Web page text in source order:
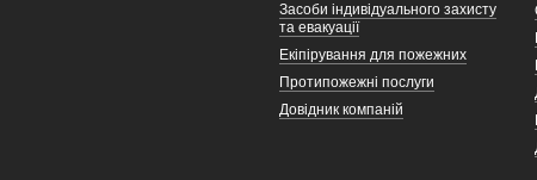
Засоби індивідуального захисту
та евакуації
Екіпірування для пожежних
Протипожежні послуги
Довідник компаній